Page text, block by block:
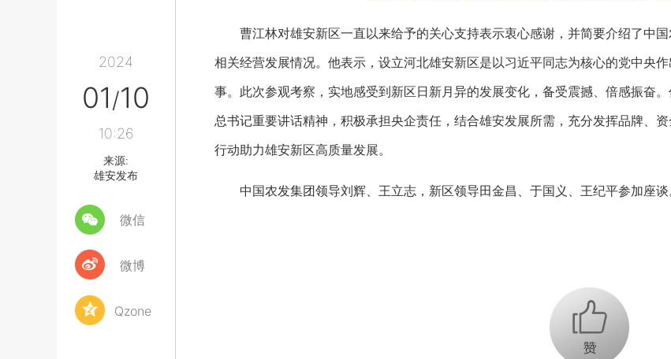
2024
01/10
10:26
来源:
雄安发布
微信
微博
Qzone
曹江林对雄安新区一直以来给予的关心支持表示衷心感谢，并简要介绍了中国
相关经营发展情况。他表示，设立河北雄安新区是以习近平同志为核心的党中央
事。此次参观考察，实地感受到新区日新月异的发展变化，备受震撼、倍感振奋
总书记重要讲话精神，积极承担央企责任，结合雄安发展所需，充分发挥品牌、
行动助力雄安新区高质量发展。
中国农发集团领导刘辉、王立志，新区领导田金昌、于国义、王纪平参加座谈
+1